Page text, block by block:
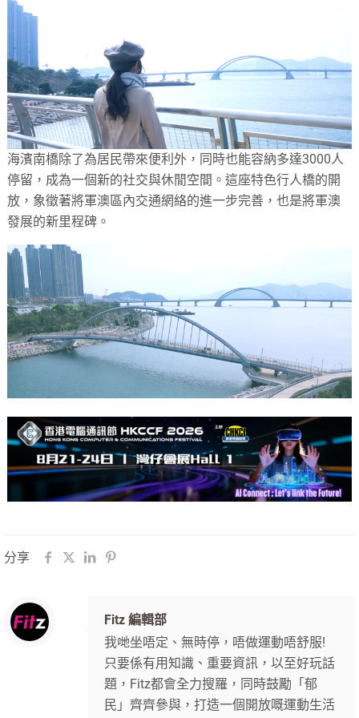
海濱南橋除了為居民帶來便利外，同時也能容納多達3000人
停留，成為一個新的社交與休閒空間。這座特色行人橋的開
放，象徵著將軍澳區內交通網絡的進一步完善，也是將軍澳
發展的新里程碑。
分享
Fitz 編輯部
我哋坐唔定、無時停，唔做運動唔舒服!
只要係有用知識、重要資訊，以至好玩話
題，Fitz都會全力搜羅，同時鼓勵「郁
民」齊齊參與，打造一個開放嘅運動生活